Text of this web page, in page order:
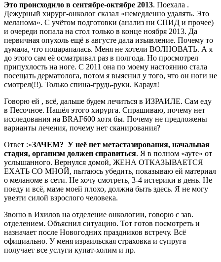
Это происходило в сентябре-октябре 2013. Поехала .
Дежурный хирург-онколог сказал «немедленно удалять. Это
меланома». С учётом подготовки (анализ ни СПИД и прочее)
и очереди попала на стол только в конце ноября 2013. Да
первичная опухоль ещё в августе дала изъявление. Почему то
думала, что поцарапалась. Меня не хотели ВОЛНОВАТЬ. А я
до этого сам её осматривал раз в полгода. Но просмотрел
припухлость на ноге. С 2011 она по моему настоянию стала
посещать дерматолога, потом я выяснил у того, что он ноги не
смотрел(!!). Только спина-грудь-руки. Караул!
Говорю ей , всё, дальше будем лечиться в ИЗРАИЛЕ. Сам еду
в Песочное. Нашёл этого хирурга. Спрашиваю, почему нет
исследования на BRAF600 хотя бы. Почему не предложены
варианты лечения, почему нет сканирования?
Ответ :»ЗАЧЕМ? У неё нет метастазирования, начальная
стадия, организм должен справиться. Я в полном «ауте» от
услышанного. Вернулся домой, ЖЕНА ОТКАЗЫВАЕТСЯ
ЕХАТЬ СО МНОЙ, пытаюсь убедить, показываю ей материал
о меланоме в сети. Не хочу смотреть, 3-4 истерики в день. Не
поеду и всё, маме моей плохо, должна быть здесь. Я не могу
увезти силой взрослого человека.
Звоню в Ихилов на отделение онкологии, говорю с зав.
отделением. Объяснил ситуацию. Тот готов посмотреть и
назначает после Новогодних праздников встречу. Всё
официально. У меня израильская страховка и супруга
получает все услуги купат-холим и пр.